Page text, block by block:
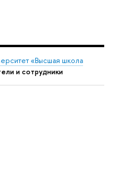
«Высшая школа
и сотрудники